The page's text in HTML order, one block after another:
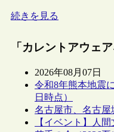
続きを見る
「カレントアウェ
2026年08月07日
令和8年熊本地震
日時点）
名古屋市、名古屋
【イベント】人